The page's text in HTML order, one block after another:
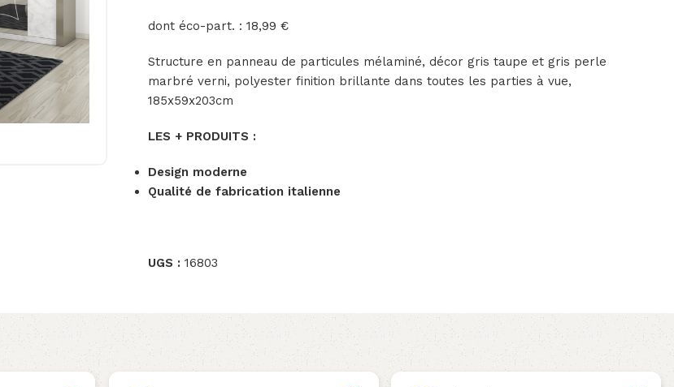
dont éco-part. : 18,99 €
Structure en panneau de particules mélaminé, décor gris taupe et gris perle
marbré verni, polyester finition brillante dans toutes les parties à vue,
185x59x203cm
LES + PRODUITS :
Design moderne
Qualité de fabrication italienne
UGS : 16803